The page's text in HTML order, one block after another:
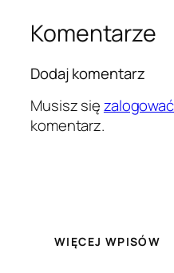
Komentarze
Dodaj komentarz
Musisz sięzalogować
komentarz.
WIĘCEJ WPISÓW